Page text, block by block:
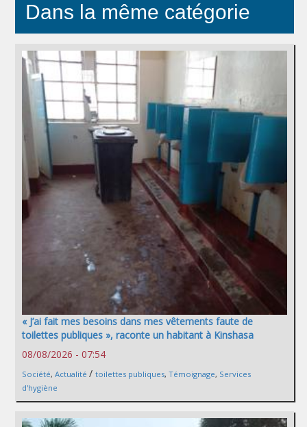
Dans la même catégorie
« J’ai fait mes besoins dans mes vêtements faute de
toilettes publiques », raconte un habitant à Kinshasa
08/08/2026 - 07:54
Société, Actualité / toilettes publiques, Témoignage, Services
d'hygiène